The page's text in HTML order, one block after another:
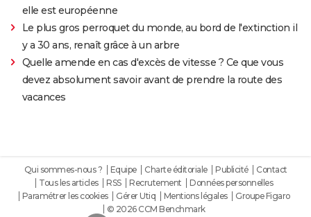
elle est européenne
Le plus gros perroquet du monde, au bord de l'extinction il
y a 30 ans, renaît grâce à un arbre
Quelle amende en cas d'excès de vitesse ? Ce que vous
devez absolument savoir avant de prendre la route des
vacances
Qui sommes-nous ? Equipe Charte éditoriale Publicité
Contact
Tous les articles
RSS Recrutement
Données personnelles
Paramétrer les cookies
Gérer Utiq Mentions légales
Groupe Figaro
© 2026 CCM Benchmark